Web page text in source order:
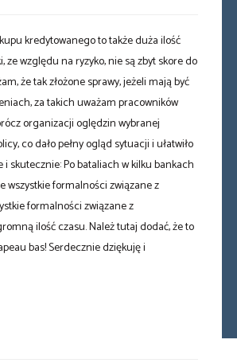
kredytowanego to także duża ilość
względu na ryzyko, nie są zbyt skore do
że tak złożone sprawy, jeżeli mają być
za takich uważam pracowników
organizacji oględzin wybranej
co dało pełny ogląd sytuacji i ułatwiło
skutecznie: Po bataliach w kilku bankach
wszystkie formalności związane z
formalności związane z
ilość czasu. Należ tutaj dodać, że to
bas! Serdecznie dziękuję i